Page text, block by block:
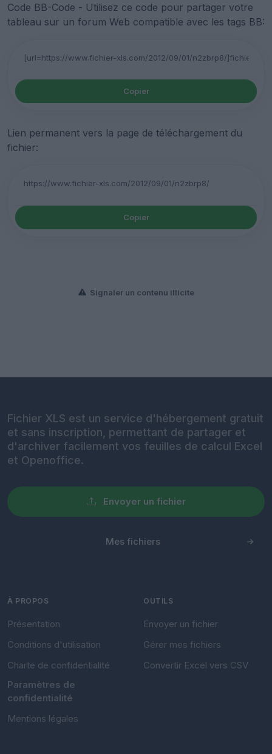
Code BB-Code - Utilisez ce code pour partager votre
tableau sur un forum Web compatible avec les tags BB:
Copier
Lien permanent vers la page de téléchargement du
fichier:
Copier
Signaler un contenu illicite
Fichier XLS est un service d'hébergement gratuit
et sans inscription, permettant de partager et
d'archiver facilement vos feuilles de calcul Excel
et Openoffice.
Envoyer un fichier
Mes fichiers
À PROPOS
Présentation
Conditions d'utilisation
Charte de confidentialité
Paramètres de
confidentialité
Mentions légales
OUTILS
Envoyer un fichier
Gérer mes fichiers
Convertir Excel vers CSV